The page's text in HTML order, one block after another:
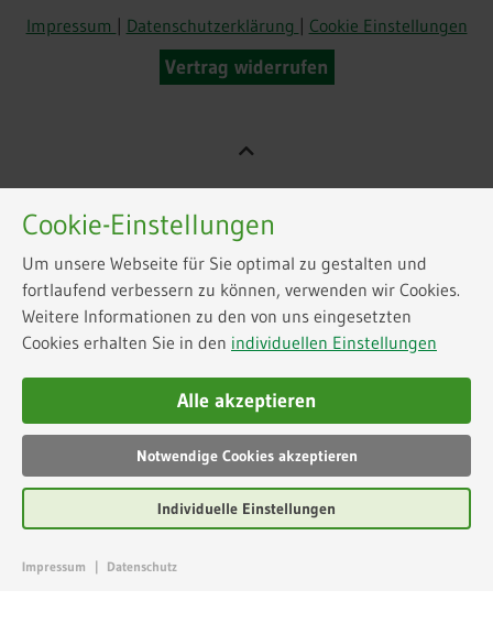
Impressum | Datenschutzerklärung | Cookie Einstellungen
Vertrag widerrufen
Cookie-Einstellungen
Um unsere Webseite für Sie optimal zu gestalten und
fortlaufend verbessern zu können, verwenden wir Cookies.
Weitere Informationen zu den von uns eingesetzten
Cookies erhalten Sie in den individuellen Einstellungen
Alle akzeptieren
Notwendige Cookies akzeptieren
Impressum | Datenschutz
Individuelle Einstellungen